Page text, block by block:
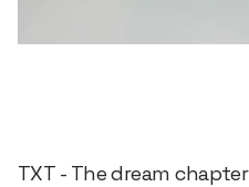
TXT - The dream